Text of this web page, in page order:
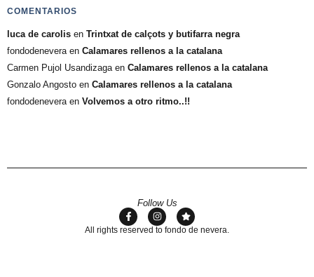
COMENTARIOS
luca de carolis en Trintxat de calçots y butifarra negra
fondodenevera en Calamares rellenos a la catalana
Carmen Pujol Usandizaga en Calamares rellenos a la catalana
Gonzalo Angosto en Calamares rellenos a la catalana
fondodenevera en Volvemos a otro ritmo..!!
Follow Us
All rights reserved to fondo de nevera.